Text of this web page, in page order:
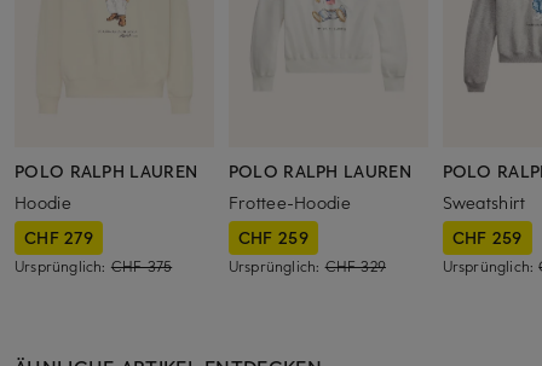
POLO RALPH LAUREN
Hoodie
CHF 279
Ursprünglich: CHF 375
POLO RALPH LAUREN
Frottee-Hoodie
CHF 259
Ursprünglich:CHF 329
POLO
Sweatshirt
CHF 259
Ursprünglich: